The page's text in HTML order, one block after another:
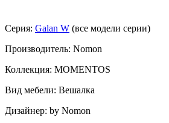
Серия: Galan W (все модели серии)
Производитель: Nomon
Коллекция: MOMENTOS
Вид мебели: Вешалка
Дизайнер: by Nomon